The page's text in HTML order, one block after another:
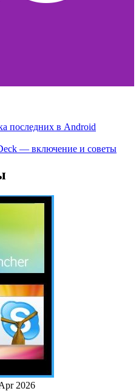
последних в Android
— включение и советы
2026